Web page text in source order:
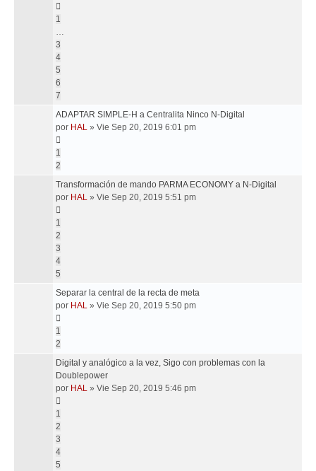
1
…
3
4
5
6
7
ADAPTAR SIMPLE-H a Centralita Ninco N-Digital
por HAL » Vie Sep 20, 2019 6:01 pm
1
2
Transformación de mando PARMA ECONOMY a N-Digital
por HAL » Vie Sep 20, 2019 5:51 pm
1
2
3
4
5
Separar la central de la recta de meta
por HAL » Vie Sep 20, 2019 5:50 pm
1
2
Digital y analógico a la vez, Sigo con problemas con la
Doublepower
por HAL » Vie Sep 20, 2019 5:46 pm
1
2
3
4
5